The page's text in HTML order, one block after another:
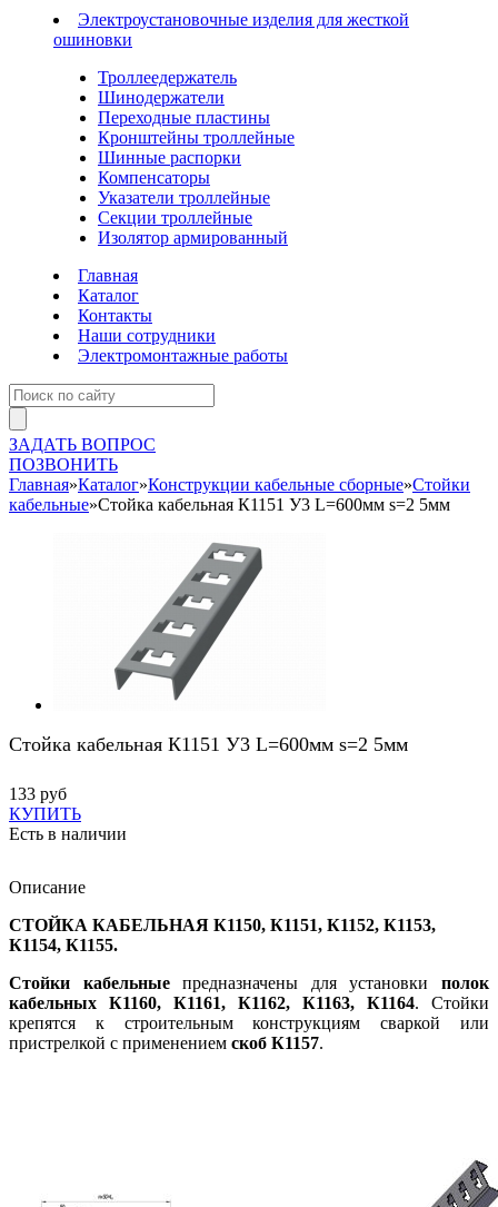
Электроустановочные изделия для жесткой
ошиновки
Троллеедержатель
Шинодержатели
Переходные пластины
Кронштейны троллейные
Шинные распорки
Компенсаторы
Указатели троллейные
Секции троллейные
Изолятор армированный
Главная
Каталог
Контакты
Наши сотрудники
Электромонтажные работы
ЗАДАТЬ ВОПРОС
ПОЗВОНИТЬ
Главная»Каталог»Конструкции кабельные сборные»Стойки
кабельные»Стойка кабельная К1151 У3 L=600мм s=2 5мм
Стойка кабельная К1151 У3 L=600мм s=2 5мм
133 руб
КУПИТЬ
Есть в наличии
Описание
СТОЙКА КАБЕЛЬНАЯ К1150, К1151, К1152, К1153,
К1154, К1155.
Стойки кабельныепредназначены для установкиполок
кабельных К1160, К1161, К1162, К1163, К1164. Стойки
крепятся к строительным конструкциям сваркой или
пристрелкой с применением скоб К1157.